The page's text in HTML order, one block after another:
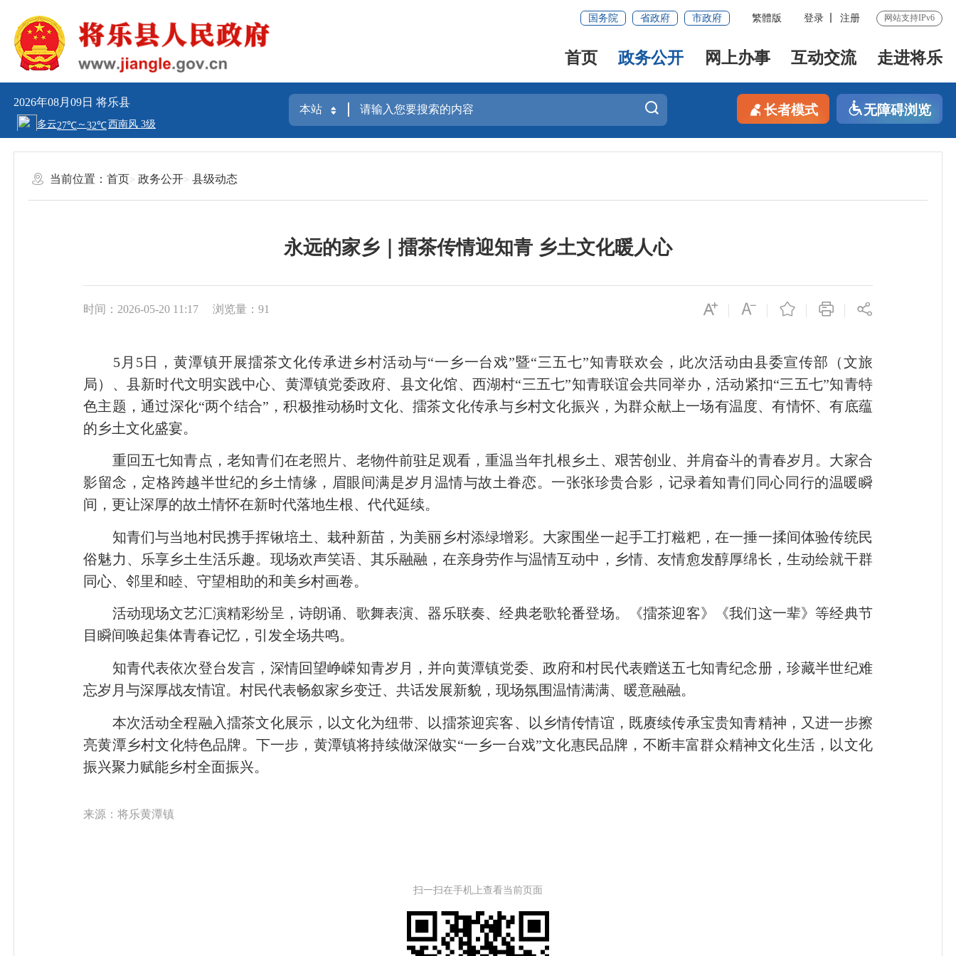
国务院 省政府 市政府 繁體版 登录 注册 网站支持IPv6
首页 政务公开 网上办事 互动交流 走进将乐
2026年08月09日将乐县
长者模式 无障碍浏览
当前位置：首页 政务公开 县级动态
永远的家乡｜擂茶传情迎知青 乡土文化暖人心
时间：2026-05-20 11:17 浏览量：91
5月5日，黄潭镇开展擂茶文化传承进乡村活动与“一乡一台戏”暨“三五七”知青联欢会，此次活动由县委宣传部（文旅
局）、县新时代文明实践中心、黄潭镇党委政府、县文化馆、西湖村“三五七”知青联谊会共同举办，活动紧扣“三五七”知青特
色主题，通过深化“两个结合”，积极推动杨时文化、擂茶文化传承与乡村文化振兴，为群众献上一场有温度、有情怀、有底蕴
的乡土文化盛宴。
重回五七知青点，老知青们在老照片、老物件前驻足观看，重温当年扎根乡土、艰苦创业、并肩奋斗的青春岁月。大家合
影留念，定格跨越半世纪的乡土情缘，眉眼间满是岁月温情与故土眷恋。一张张珍贵合影，记录着知青们同心同行的温暖瞬
间，更让深厚的故土情怀在新时代落地生根、代代延续。
知青们与当地村民携手挥锹培土、栽种新苗，为美丽乡村添绿增彩。大家围坐一起手工打糍粑，在一捶一揉间体验传统民
俗魅力、乐享乡土生活乐趣。现场欢声笑语、其乐融融，在亲身劳作与温情互动中，乡情、友情愈发醇厚绵长，生动绘就干群
同心、邻里和睦、守望相助的和美乡村画卷。
活动现场文艺汇演精彩纷呈，诗朗诵、歌舞表演、器乐联奏、经典老歌轮番登场。《擂茶迎客》《我们这一辈》等经典节
目瞬间唤起集体青春记忆，引发全场共鸣。
知青代表依次登台发言，深情回望峥嵘知青岁月，并向黄潭镇党委、政府和村民代表赠送五七知青纪念册，珍藏半世纪难
忘岁月与深厚战友情谊。村民代表畅叙家乡变迁、共话发展新貌，现场氛围温情满满、暖意融融。
本次活动全程融入擂茶文化展示，以文化为纽带、以擂茶迎宾客、以乡情传情谊，既赓续传承宝贵知青精神，又进一步擦
亮黄潭乡村文化特色品牌。下一步，黄潭镇将持续做深做实“一乡一台戏”文化惠民品牌，不断丰富群众精神文化生活，以文化
振兴聚力赋能乡村全面振兴。
来源：将乐黄潭镇
扫一扫在手机上查看当前页面